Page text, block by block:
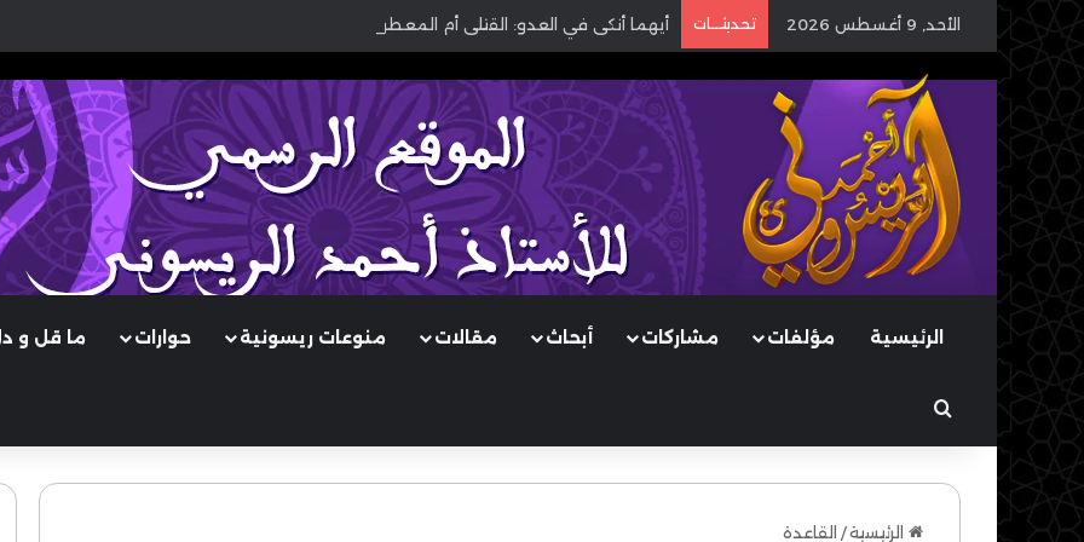
الأحد, 9 أغسطس 2026 تحديثـــات أيهما أنكى في العدو: القتلى أم المعطوبون؟
الرئيسية مؤلفات مشاركات أبحاث مقالات منوعات ريسونية حوارات ما قل و
بحث عن
الرئيسية/ القاعدة